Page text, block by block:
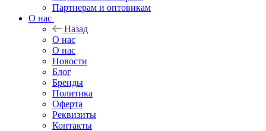
Партнерам и оптовикам
О нас
Назад
О нас
О нас
Новости
Блог
Бренды
Политика
Оферта
Реквизиты
Контакты